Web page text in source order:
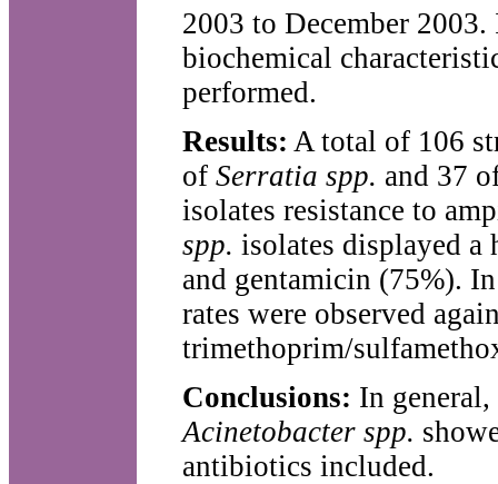
2003 to December
biochemical
performed.
Results: A total of 106
of Serratia spp. and 37
isolates resistance to
spp. isolates displayed
and gentamicin (75%).
rates were observed
trimethoprim/
Conclusions: In
Acinetobacter spp.
antibiotics included.